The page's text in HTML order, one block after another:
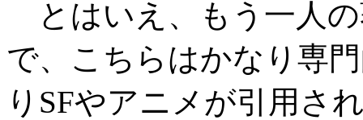
とはいえ、もう一人
で、こちらはかなり専
りSFやアニメが引用さ